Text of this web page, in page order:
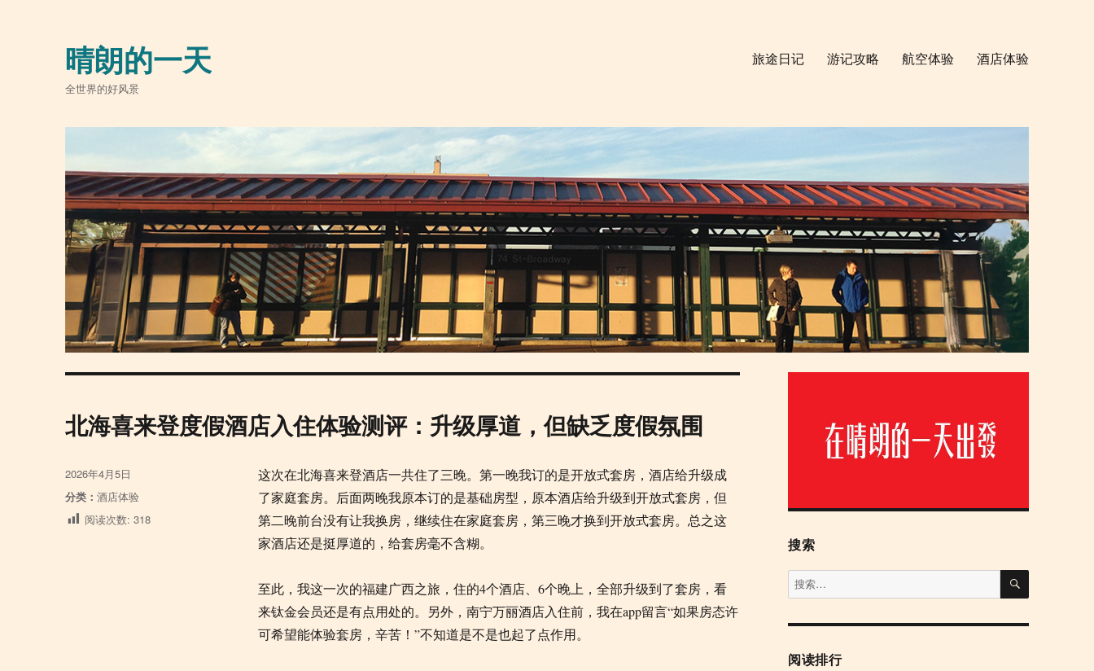
晴朗的一天
全世界的好风景
旅途日记 游记攻略 航空体验 酒店体验
北海喜来登度假酒店入住体验测评：升级厚道，但缺乏度假氛围
这次在北海喜来登酒店一共住了三晚。第一晚我订的是开放式套房，酒店给升级成
了家庭套房。后面两晚我原本订的是基础房型，原本酒店给升级到开放式套房，但
第二晚前台没有让我换房，继续住在家庭套房，第三晚才换到开放式套房。总之这
家酒店还是挺厚道的，给套房毫不含糊。
至此，我这一次的福建广西之旅，住的4个酒店、6个晚上，全部升级到了套房，看
来钛金会员还是有点用处的。另外，南宁万丽酒店入住前，我在app留言“如果房态许
可希望能体验套房，辛苦！”不知道是不是也起了点作用。
发
布
于
2026年4月5日
分
分类：酒店体验
阅读次数: 318
搜索
搜
索：
搜
阅读排行